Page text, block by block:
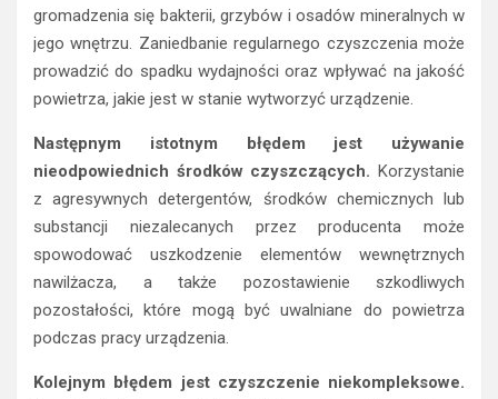
gromadzenia się bakterii, grzybów i osadów mineralnych w
jego wnętrzu. Zaniedbanie regularnego czyszczenia może
prowadzić do spadku wydajności oraz wpływać na jakość
powietrza, jakie jest w stanie wytworzyć urządzenie.
Następnym istotnym błędem jest używanie
nieodpowiednich środków czyszczących. Korzystanie
z agresywnych detergentów, środków chemicznych lub
substancji niezalecanych przez producenta może
spowodować uszkodzenie elementów wewnętrznych
nawilżacza, a także pozostawienie szkodliwych
pozostałości, które mogą być uwalniane do powietrza
podczas pracy urządzenia.
Kolejnym błędem jest czyszczenie niekompleksowe.